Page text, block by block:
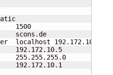
1500
scons.de
localhost 192.172.10.5
192.172.10.5
255.255.255.0
192.172.10.1